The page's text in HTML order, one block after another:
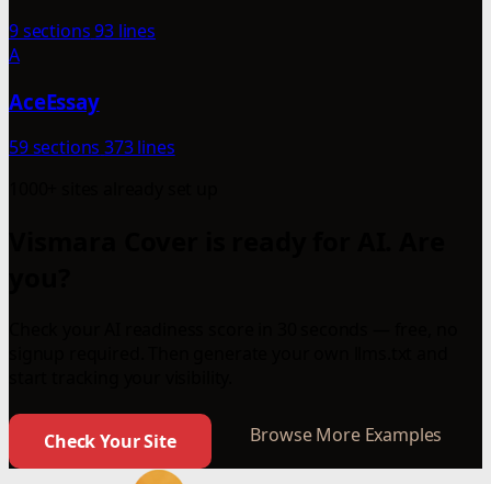
9 sections93 lines
A
AceEssay
59 sections 373 lines
Check Your Site Browse More Examples